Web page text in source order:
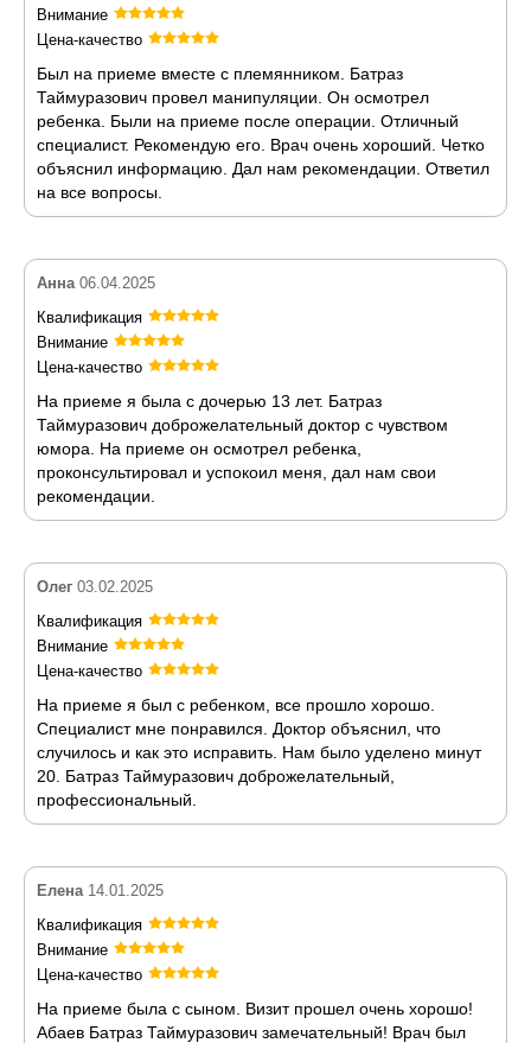
Внимание
Цена-качество
Был на приеме вместе с племянником. Батраз
Таймуразович провел манипуляции. Он осмотрел
ребенка. Были на приеме после операции. Отличный
специалист. Рекомендую его. Врач очень хороший. Четко
объяснил информацию. Дал нам рекомендации. Ответил
на все вопросы.
Анна 06.04.2025
Квалификация
Внимание
Цена-качество
На приеме я была с дочерью 13 лет. Батраз
Таймуразович доброжелательный доктор с чувством
юмора. На приеме он осмотрел ребенка,
проконсультировал и успокоил меня, дал нам свои
рекомендации.
Олег 03.02.2025
Квалификация
Внимание
Цена-качество
На приеме я был с ребенком, все прошло хорошо.
Специалист мне понравился. Доктор объяснил, что
случилось и как это исправить. Нам было уделено минут
20. Батраз Таймуразович доброжелательный,
профессиональный.
Елена 14.01.2025
Квалификация
Внимание
Цена-качество
На приеме была с сыном. Визит прошел очень хорошо!
Абаев Батраз Таймуразович замечательный! Врач был